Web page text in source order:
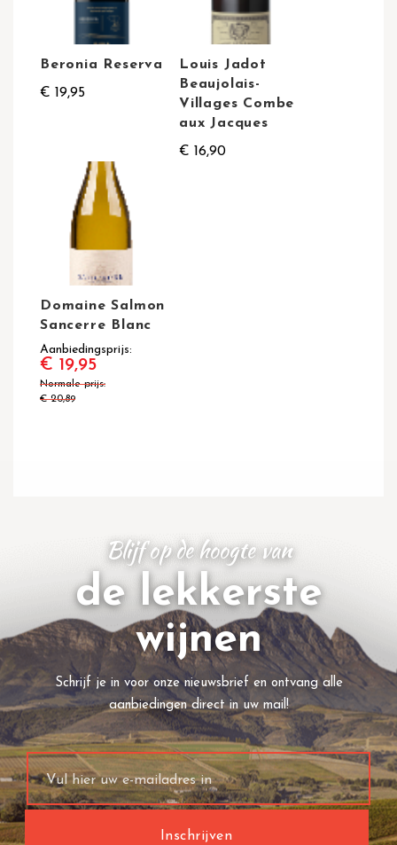
Beronia Reserva
€ 19,95
Louis Jadot
Beaujolais-
Villages Combe
aux Jacques
€ 16,90
Domaine Salmon
Sancerre Blanc
Aanbiedingsprijs
€ 19,95
Normale prijs
€ 20,89
Blijf op de hoogte van
de lekkerste
wijnen
Schrijf je in voor onze nieuwsbrief en ontvang alle
aanbiedingen direct in uw mail!